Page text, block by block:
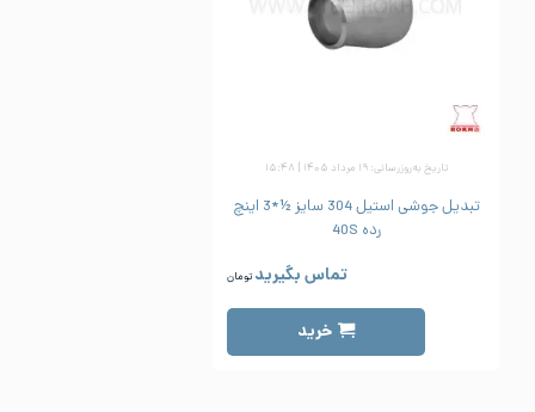
تاریخ به‌روزرسانی: ۱۹ مرداد ۱۴۰۵ | ۱۵:۴۸
تبدیل جوشی استیل 304 سایز ½*3 اینچ
رده 40S
تماس بگیرید تومان
خرید